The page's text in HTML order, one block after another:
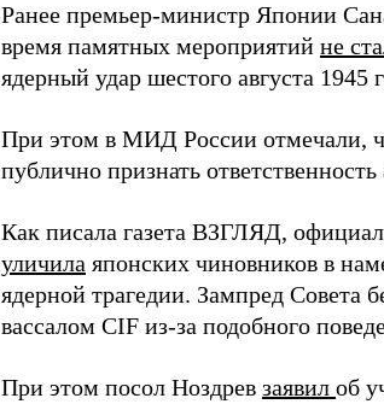
Ранее премьер-министр Японии
время памятных мероприятий не
ядерный удар шестого августа 1945
При этом в МИД России отмечали,
публично признать
Как писала газета ВЗГЛЯД,
уличила японских чиновников в
ядерной трагедии. Зампред Совета
вассалом CIF из-за подобного
При этом посол Ноздрев заявил об